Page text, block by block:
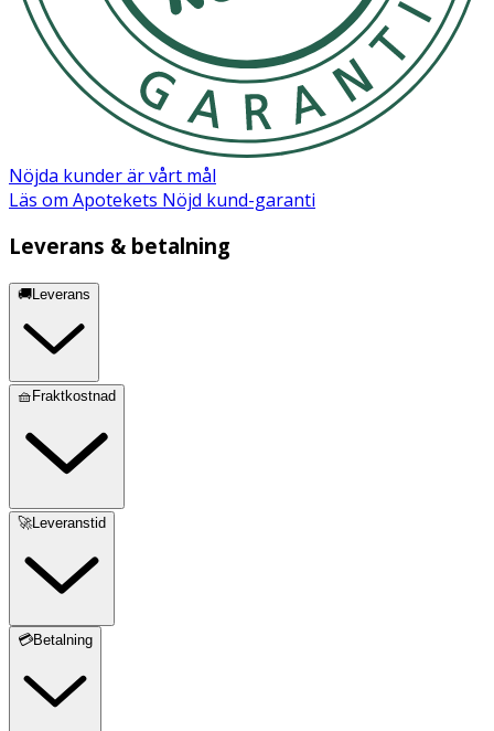
Nöjda kunder är vårt mål
Läs om Apotekets Nöjd kund-garanti
Leverans & betalning
🚚Leverans
🧺Fraktkostnad
🚀Leveranstid
💳Betalning